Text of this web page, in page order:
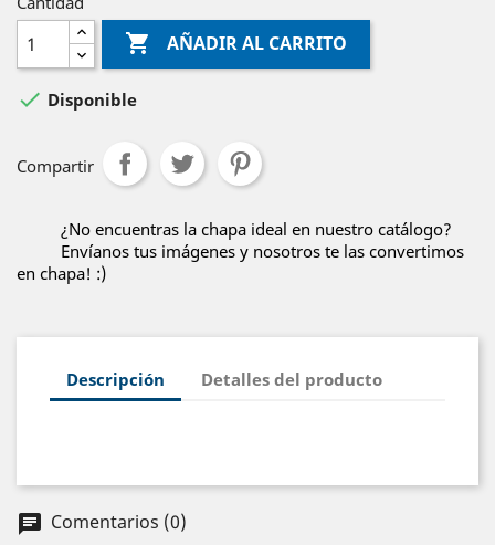
 AÑADIR AL CARRITO
 Disponible
Compartir
¿No encuentras la chapa ideal en nuestro catálogo?
Envíanos tus imágenes y nosotros te las convertimos
en chapa! :)
Descripción Detalles del producto
chat Comentarios (0)